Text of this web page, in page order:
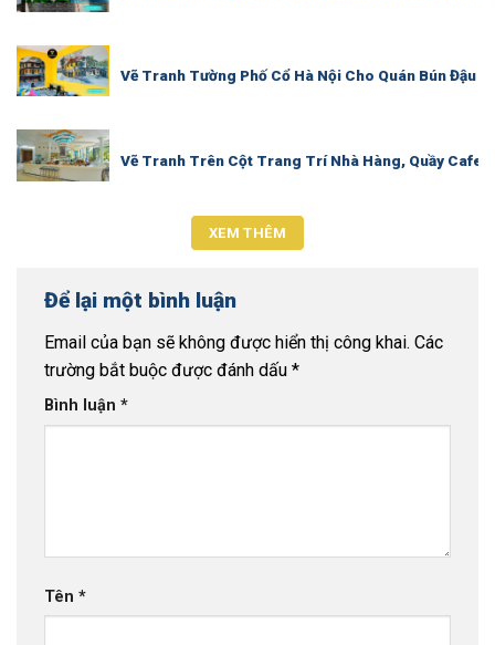
Vẽ Tranh Tường Phố Cổ Hà Nội Cho Quán Bún Đậu
Vẽ Tranh Trên Cột Trang Trí Nhà Hàng, Quầy Cafe
XEM THÊM
Để lại một bình luận
Email của bạn sẽ không được hiển thị công khai. Các
trường bắt buộc được đánh dấu *
Bình luận *
Tên *